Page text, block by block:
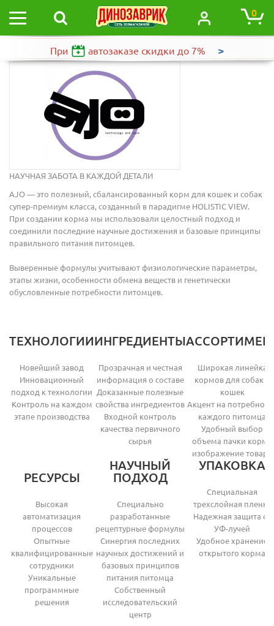
0
При автозаказе скидки до 7% >
НАУЧНАЯ ЗАБОТА В КАЖДОЙ ДЕТАЛИ
AJO — это полезный, сбалансированный корм для кошек и собак
супер-премиум класса, созданный в парадигме HOLISTIC VIEW.
При создании корма мы использовали целостный подход и
соединили последние научные достижения и базовые принципы
правильного питания питомцев.
Выверенные формулы учитывают физиологические параметры,
этапы жизни, особенности обмена веществ и генетически
обусловленные потребности питомцев.
ТЕХНОЛОГИИ
Новейший завод
Инновационный
подход к технологии
Контроль на каждом
этапе производства
ИНГРЕДИЕНТЫ
Прозрачная и честная
информация о составе
Доказанные полезные
свойства ингредиентов
Входной контроль
качества первичного
сырья
Широкая линейка
кормов для собак и
кошек
Акцент на
каждого питомца
Удобный выбор
объема пачки корма
изображение товара
РЕСУРСЫ
Высокая
автоматизация
процессов
Опытные
квалифицированные
сотрудники
Уникальные
программные
решения
НАУЧНЫЙ
ПОДХОД
Специально
разработанные
рецептурные формулы
Синергия последних
научных достижений и
базовых принципов
питания питомца
Собственный
исследовательский
центр
УПАКОВКА
Специальная
трехслойная пленка
Надежная защита от
УФ-лучей
Удобное хранение
открытого корма